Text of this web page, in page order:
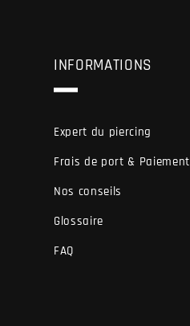
INFORMATIONS
Expert du piercing
Frais de port & Paiement
Nos conseils
Glossaire
FAQ